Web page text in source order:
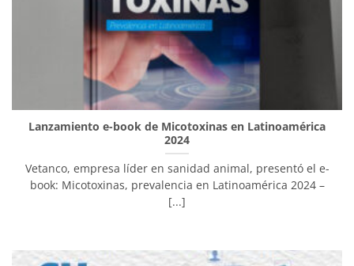
Lanzamiento e-book de Micotoxinas en Latinoamérica
2024
Vetanco, empresa líder en sanidad animal, presentó el e-
book: Micotoxinas, prevalencia en Latinoamérica 2024 –
[...]